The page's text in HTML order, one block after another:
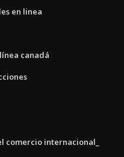
en linea
canadá
comercio internacional_